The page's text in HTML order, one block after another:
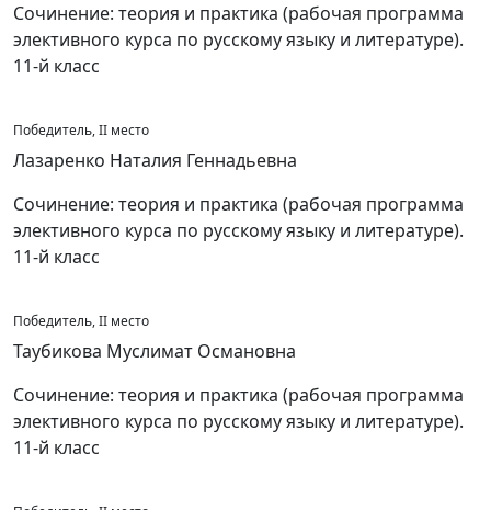
Сочинение: теория и практика (рабочая программа
элективного курса по русскому языку и литературе).
11-й класс
Победитель, II место
Лазаренко Наталия Геннадьевна
Сочинение: теория и практика (рабочая программа
элективного курса по русскому языку и литературе).
11-й класс
Победитель, II место
Таубикова Муслимат Османовна
Сочинение: теория и практика (рабочая программа
элективного курса по русскому языку и литературе).
11-й класс